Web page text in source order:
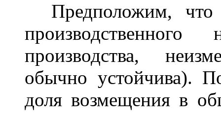
Предположим,
производства,
обычно устойчива).
доля возмещения в